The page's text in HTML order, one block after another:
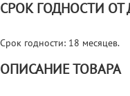
СРОК ГОДНОСТИ
Срок годности: 18 месяцев.
ОПИСАНИЕ ТОВАРА